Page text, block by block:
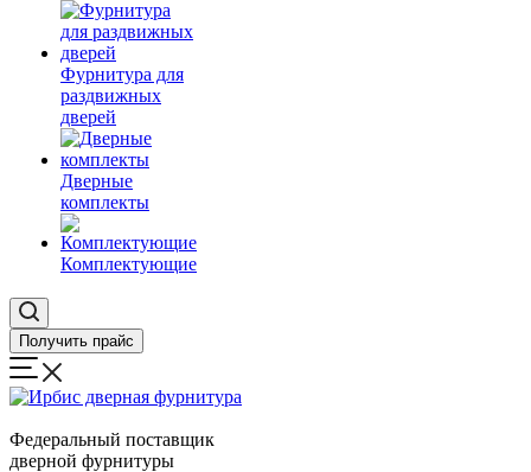
Фурнитура для
раздвижных
дверей
Дверные
комплекты
Комплектующие
Получить прайс
Федеральный поставщик
дверной фурнитуры